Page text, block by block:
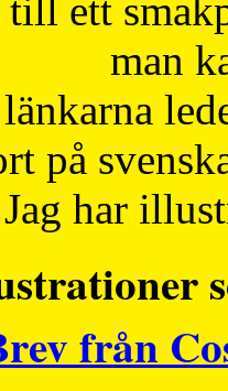
till ett
man
på
Jag har
från